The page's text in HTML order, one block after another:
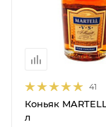
41
Коньяк
л